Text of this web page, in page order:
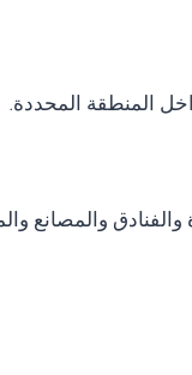
المنطقة المحددة.
والفنادق والمصانع